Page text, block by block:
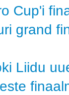
Cup'i
grand
Liidu